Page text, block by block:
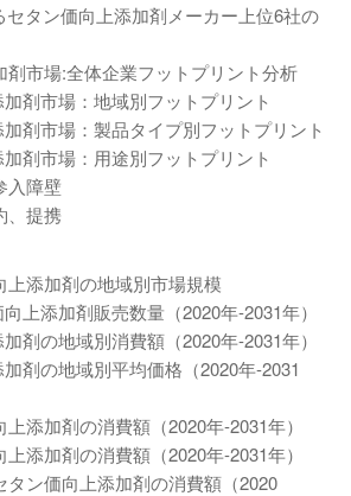
セタン価向上添加剤メーカー上位6社の
剤市場:全体企業フットプリント分析
剤市場：地域別フットプリント
剤市場：製品タイプ別フットプリント
剤市場：用途別フットプリント
入障壁
、提携
上添加剤の地域別市場規模
上添加剤販売数量（2020年-2031年）
剤の地域別消費額（2020年-2031年）
剤の地域別平均価格（2020年-2031
添加剤の消費額（2020年-2031年）
添加剤の消費額（2020年-2031年）
タン価向上添加剤の消費額（2020